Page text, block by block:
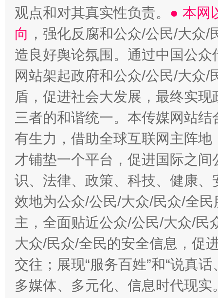
观点和对其真实性负责。 ● 本网
向 ，强化反腐和公众/公民/大众
造良好舆论氛围。通过中国公
网站架起政府和公众/公民/大众
盾，促进社会大发展，最终实
三者的和谐统一。本传媒网站
有生力，借助全球互联网主阵
才铺垫一个平台，促进国际之
识、法律、政策、科技、健康
效地为公众/公民/大众/民众/全
主，全面贴近公众/公民/大众/民
大众/民众/全民的安全信息，促
交往；展现“服务百姓”和“说真
多媒体、多元化、信息时代现实